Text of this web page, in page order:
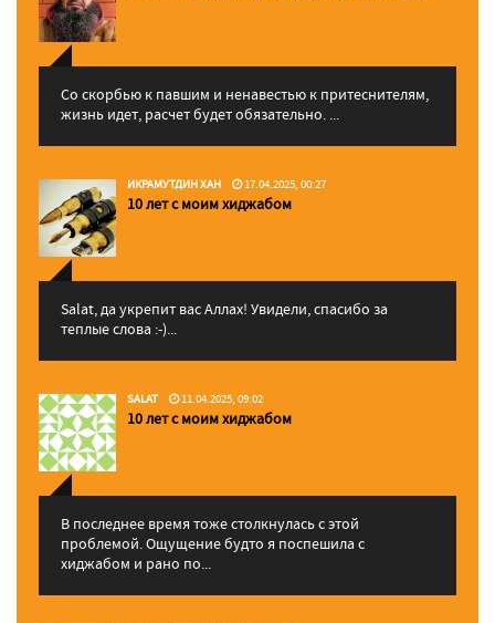
Со скорбью к павшим и ненавестью к притеснителям,
жизнь идет, расчет будет обязательно. ...
ИКРАМУТДИН ХАН 17.04.2025, 00:27
10 лет с моим хиджабом
Salat, да укрепит вас Аллаx! Увидели, спасибо за
теплые слова :-)...
SALAT 11.04.2025, 09:02
10 лет с моим хиджабом
В последнее время тоже столкнулась с этой
проблемой. Ощущение будто я поспешила с
хиджабом и рано по...